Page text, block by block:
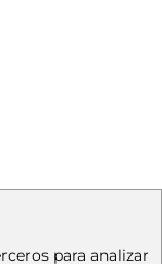
para analizar